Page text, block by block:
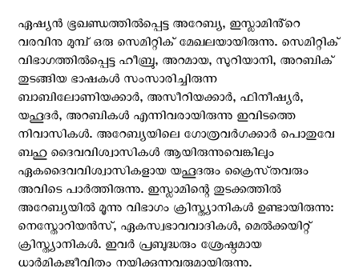
ഏഷ്യൻ ഭൂഖണ്ഡത്തിൽപ്പെട്ട അറേബ്യ, ഇസ്ലാമിൻ്റെ
വരവിനു മുമ്പ് ഒരു സെമിറ്റിക് മേഖലയായിരുന്നു. സെമിറ്റിക്
വിഭാഗത്തിൽപ്പെട്ട ഹീബ്രു, അറമായ, സുറിയാനി, അറബിക്
തുടങ്ങിയ ഭാഷകൾ സംസാരിച്ചിരുന്ന
ബാബിലോണിയക്കാർ, അസീറിയക്കാർ, ഫിനീഷ്യർ,
യഹൂദർ, അറബികൾ എന്നിവരായിരുന്നു ഇവിടത്തെ
നിവാസികൾ. അറേബ്യയിലെ ഗോത്രവർഗക്കാർ പൊതുവേ
ബഹു ദൈവവിശ്വാസികൾ ആയിരുന്നുവെങ്കിലും
ഏകദൈവവിശ്വാസികളായ യഹൂദരും ക്രൈസ്‌തവരും
അവിടെ പാർത്തിരുന്നു. ഇസ്ലാമിന്റെ തുടക്കത്തിൽ
അറേബ്യയിൽ മൂന്നു വിഭാഗം ക്രിസ്ത്യാനികൾ ഉണ്ടായിരുന്നു:
നെസ്തോറിയൻസ്, ഏകസ്വഭാവവാദികൾ, മെൽക്കയിറ്റ്
ക്രിസ്ത്യാനികൾ. ഇവർ പ്രബുദ്ധരും ശ്രേഷ്ഠമായ
ധാർമികജീവിതം നയിക്കുന്നവരുമായിരുന്നു.